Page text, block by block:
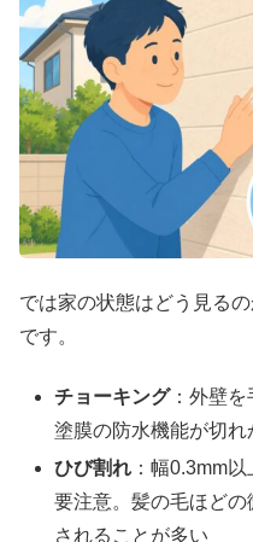
では家の状態はどう見る
です。
チョーキング：外壁を
塗膜の防水機能が切れ
ひび割れ ：幅0.3mm
要注意。髪の毛ほど
されることが多い